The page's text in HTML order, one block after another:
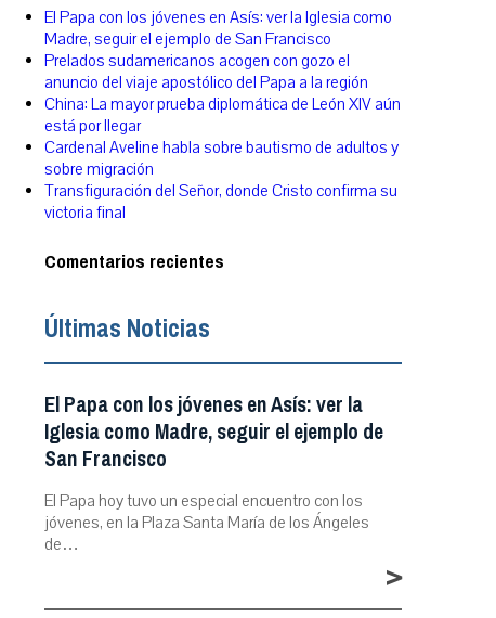
El Papa con los jóvenes en Asís: ver la Iglesia como
Madre, seguir el ejemplo de San Francisco
Prelados sudamericanos acogen con gozo el
anuncio del viaje apostólico del Papa a la región
China: La mayor prueba diplomática de León XIV aún
está por llegar
Cardenal Aveline habla sobre bautismo de adultos y
sobre migración
Transfiguración del Señor, donde Cristo confirma su
victoria final
Comentarios recientes
Últimas Noticias
El Papa con los jóvenes en Asís: ver la
Iglesia como Madre, seguir el ejemplo de
San Francisco
El Papa hoy tuvo un especial encuentro con los
jóvenes, en la Plaza Santa María de los Ángeles
de…
>